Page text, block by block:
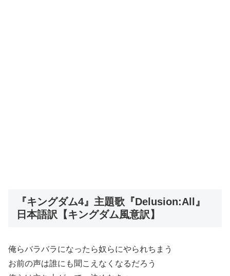
『キングダム4』主題歌『Delusion:All』
日本語訳【キングダム風意訳】
俺らバラバラになったら奴らにやられちまう
お前の声は誰にも聞こえなくなるだろう